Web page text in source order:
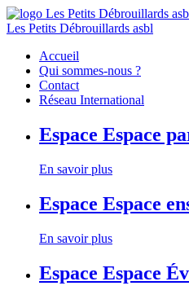
Les Petits Débrouillards asbl
Accueil
Qui sommes-nous ?
Contact
Réseau International
Espace Espace
En savoir plus
Espace Espace
En savoir plus
Espace Espace